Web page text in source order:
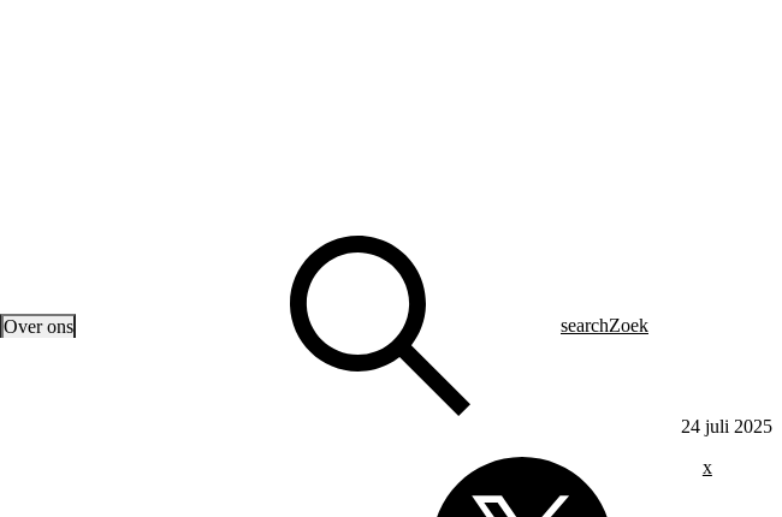
Over ons searchZoek
24 juli 2025
x